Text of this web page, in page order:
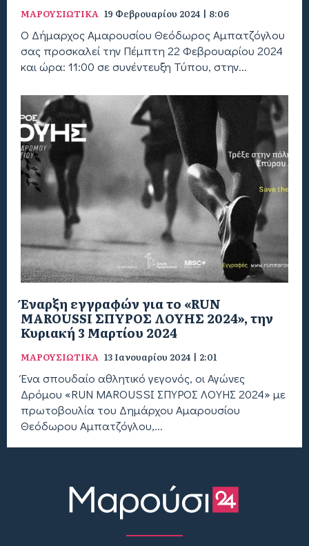
ΜΑΡΟΥΣΙΩΤΙΚΑ 19 Φεβρουαρίου 2024 | 8:06
Ο Δήμαρχος Αμαρουσίου Θεόδωρος Αμπατζόγλου
σας προσκαλεί την Πέμπτη 22 Φεβρουαρίου 2024
και ώρα: 11:00 σε συνέντευξη Τύπου, στην...
Έναρξη εγγραφών για το «RUN
MAROUSSI ΣΠΥΡΟΣ ΛΟΥΗΣ 2024», την
Κυριακή 3 Μαρτίου 2024
ΜΑΡΟΥΣΙΩΤΙΚΑ 13 Ιανουαρίου 2024 | 2:01
Ένα σπουδαίο αθλητικό γεγονός, οι Αγώνες
Δρόμου «RUN MAROUSSI ΣΠΥΡΟΣ ΛΟΥΗΣ 2024» με
πρωτοβουλία του Δημάρχου Αμαρουσίου
Θεόδωρου Αμπατζόγλου,...